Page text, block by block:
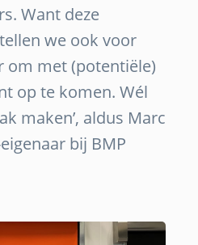
Want deze
we ook voor
om met (potentiële)
op te komen. Wél
maken’, aldus Marc
bij BMP